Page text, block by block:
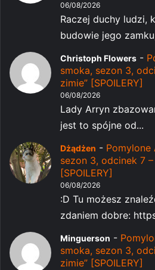
06/08/2026
Raczej duchy ludzi,
budowie jego
Christoph Flowers -
smoka, sezon 3,
zimie” [SPOILERY]
06/08/2026
Lady Arryn
jest to spójne od...
Dżądżen - Pomylone
sezon 3, odcinek 7
[SPOILERY]
06/08/2026
:D Tu możesz
zdaniem dobre:
Minguerson -
smoka, sezon 3,
zimie” [SPOILERY]